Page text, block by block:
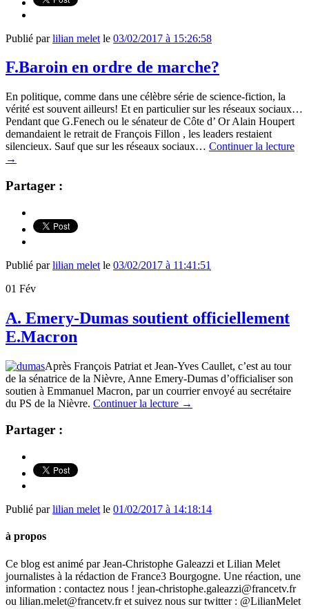
Publié parlilian melet le 03/02/2017 à 15:26:58
F.Baroin en ordre de marche?
En politique, comme dans une célèbre série de science-fiction, la
vérité est souvent ailleurs! Et en particulier sur les réseaux sociaux…
Pendant que G.Fenech ou le sénateur de Côte d’ Or Alain Houpert
demandaient le retrait de François Fillon , les leaders restaient
silencieux. Sauf que sur les réseaux sociaux… Continuer la lecture
→
Partager :
Publié parlilian melet le 03/02/2017 à 11:41:51
01 Fév
A. Emery-Dumas soutient officiellement
E.Macron
Après François Patriat et Jean-Yves Caullet, c’est au tour
de la sénatrice de la Nièvre, Anne Emery-Dumas d’officialiser son
soutien à Emmanuel Macron, par un courrier envoyé au secrétaire
du PS de la Nièvre. Continuer la lecture →
Partager :
Publié parlilian melet le 01/02/2017 à 14:18:14
à propos
Ce blog est animé par Jean-Christophe Galeazzi et Lilian Melet
journalistes à la rédaction de France3 Bourgogne. Une réaction, une
information : contactez nous ! jean-christophe.galeazzi@francetv.fr
ou lilian.melet@francetv.fr et suivez nous sur twitter : @LilianMelet